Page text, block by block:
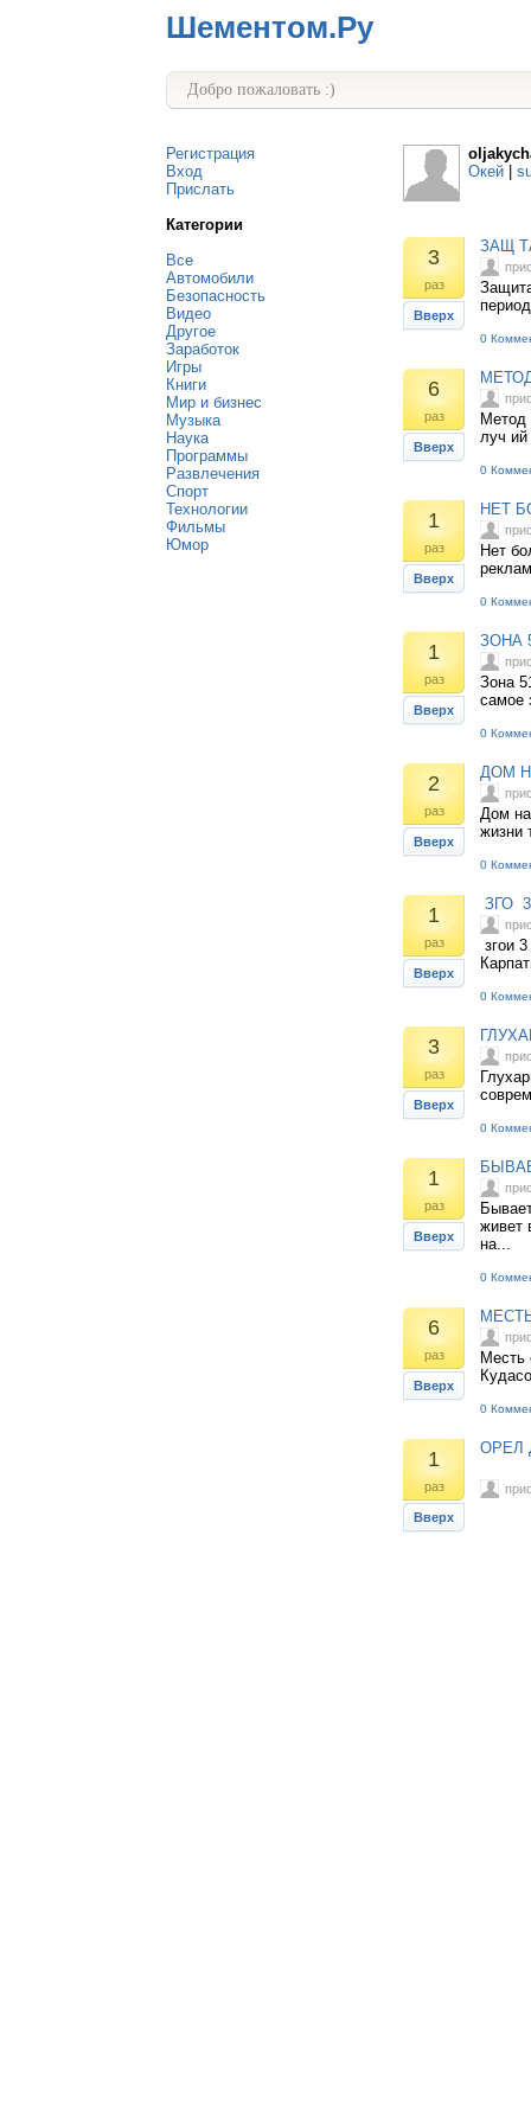
Шементом.Ру
Добро пожаловать :)
Регистрация
Вход
Прислать
Категории
Все
Автомобили
Безопасность
Видео
Другое
Заработок
Игры
Книги
Мир и бизнес
Музыка
Наука
Программы
Развлечения
Спорт
Технологии
Фильмы
Юмор
Окей
3
раз
Вверх
ЗАЩ
0
6
раз
Вверх
Метод
луч
0
1
раз
Вверх
НЕТ
Нет
0
1
раз
Вверх
ЗОНА
Зона
самое
0
2
раз
Вверх
ДОМ
Дом
жизни
0
1
раз
Вверх
ЗГО
згои
0
3
раз
Вверх
0
1
раз
Вверх
живет
на...
0
6
раз
Вверх
Месть
0
1
раз
Вверх
ОРЕЛ